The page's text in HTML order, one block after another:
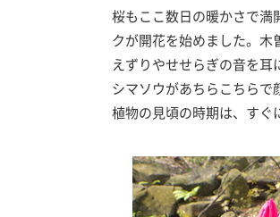
桜もここ数日の暖かさで満
クが開花を始めました。
えずりやせせらぎの音を
シマソウがあちらこちらで
植物の見頃の時期は、すぐ